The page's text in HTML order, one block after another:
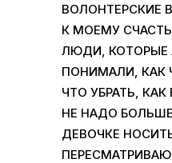
ВОЛОНТЕРСКИЕ
К МОЕМУ
ЛЮДИ
ПОНИМАЛИ КАК
ЧТО УБРАТЬ КАК
НЕ НАДО
ДЕВОЧКЕ